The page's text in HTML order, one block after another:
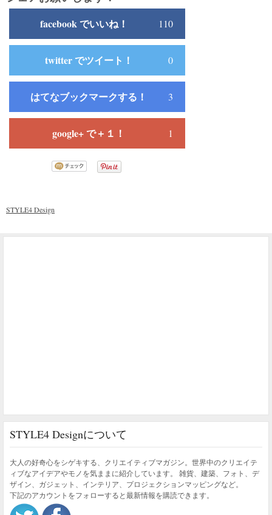
facebook でいいね！ 110
twitter でツイート！ 0
はてなブックマークする！ 3
google+ で＋１！ 1
STYLE4 Design
STYLE4 Designについて
大人の好奇心をシゲキする、クリエイティブマガジン。世界中のクリエイテ
ィブなアイデアやモノを気ままに紹介しています。 雑貨、建築、フォト、デ
ザイン、ガジェット、インテリア、プロジェクションマッピングなど。
下記のアカウントをフォローすると最新情報を購読できます。